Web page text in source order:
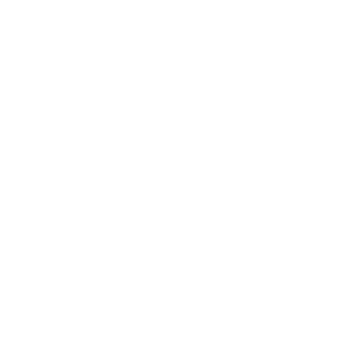
magie du